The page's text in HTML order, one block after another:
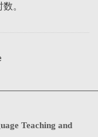
。
Teaching and